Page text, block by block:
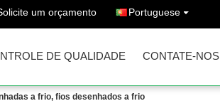
um orçamento Portuguese
DE QUALIDADE CONTATE-NOS
a frio, fios desenhados a frio